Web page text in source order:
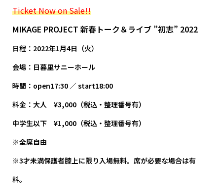
Ticket Now on Sale!!
MIKAGE PROJECT 新春トーク＆ライブ ”初志” 2022
日程：2022年1月4日（火）
会場：日暮里サニーホール
時間：open17:30 ／ start18:00
料金：大人 ¥3,000（税込・整理番号有）
中学生以下 ¥1,000（税込・整理番号有）
※全席自由
※3才未満保護者膝上に限り入場無料。席が必要な場合は有
料。